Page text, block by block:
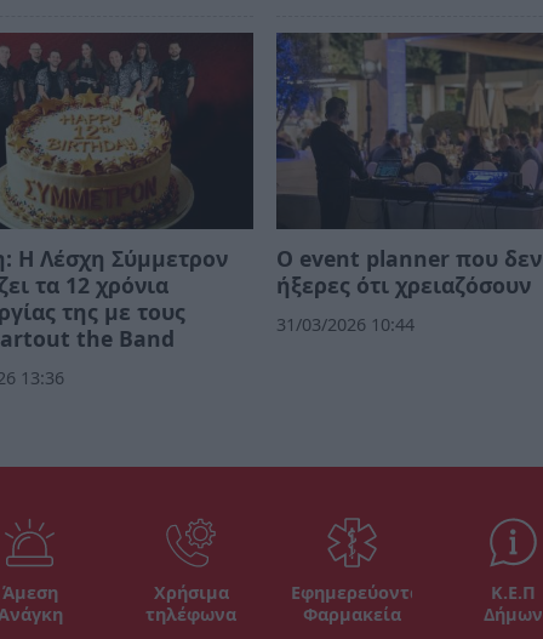
Η Λέσχη Σύμμετρον
τα 12 χρόνια
της με τους
the Band
13:36
Ο event planner που δεν
ήξερες ότι χρειαζόσουν
31/03/2026 10:44
Άμεση
Χρήσιμα
τηλέφωνα
Εφημερεύοντα
Φαρμακεία
Κ.Ε.Π
Δήμων